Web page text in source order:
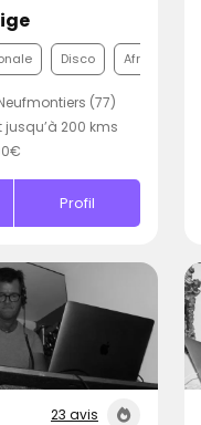
Disco Afro
(77)
200 kms
Profil
23 avis